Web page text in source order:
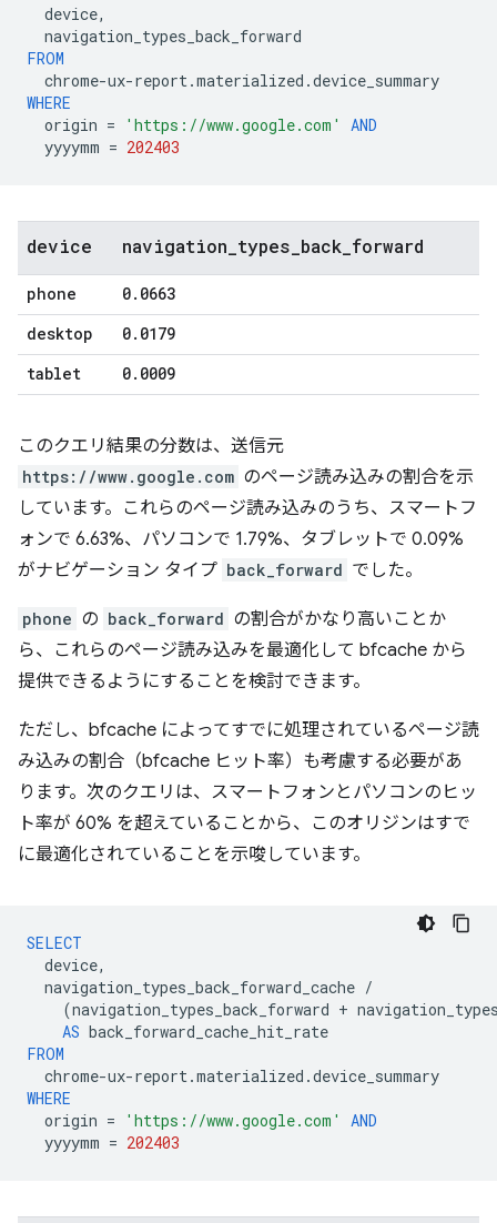
device,
navigation_types_back_forward
FROM
chrome-ux-report.materialized .device_summary
WHERE
origin = 'https://www.google.com'
AND
yyyymm = 202403
device navigation types back forward
phone 0. 0663
desktop
0. 0179
tablet
0. 0009
このクエリ結果の分数は、送信元
https://www.google.com のページ読み込みの割合を示
しています。これらのページ読み込みのうち、スマートフ
ォンで 6.63%、パソコンで 1.79%、タブレットで 0.09%
がナビゲーション タイプ back_forward でした。
phone の back_forward の割合がかなり高いことか
ら、これらのページ読み込みを最適化して bfcache から
提供できるようにすることを検討できます。
ただし、bfcache によってすでに処理されているページ読
み込みの割合（bfcache ヒット率）も考慮する必要があ
ります。次のクエリは、スマートフォンとパソコンのヒッ
ト率が 60% を超えていることから、このオリジンはすで
に最適化されていることを示唆しています。
SELECT
device,
navigation_types_back_forward_cache /
(navigation_types_back_forward +
AS back_forward_cache_hit_rate
FROM
chrome-ux-report.materialized .device_summary
WHERE
origin = 'https://www.google.com'
AND
yyyymm = 202403